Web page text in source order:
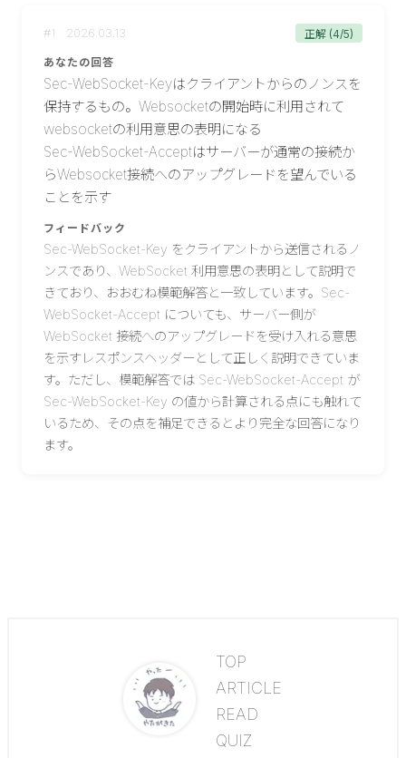
# 1 2026.03.13 正解 (4/5)
あなたの回答
Sec-WebSocket-Keyはクライアントからのノンスを
保持するもの。Websocketの開始時に利用されて
websocketの利用意思の表明になる
Sec-WebSocket-Acceptはサーバーが通常の接続か
らWebsocket接続へのアップグレードを望んでいる
ことを示す
フィードバック
Sec-WebSocket-Key をクライアントから送信されるノ
ンスであり、WebSocket 利用意思の表明として説明で
きており、おおむね模範解答と一致しています。Sec-
WebSocket-Accept についても、サーバー側が
WebSocket 接続へのアップグレードを受け入れる意思
を示すレスポンスヘッダーとして正しく説明できていま
す。ただし、模範解答では Sec-WebSocket-Accept が
Sec-WebSocket-Key の値から計算される点にも触れて
いるため、その点を補足できるとより完全な回答になり
ます。
TOP
ARTICLE
READ
QUIZ